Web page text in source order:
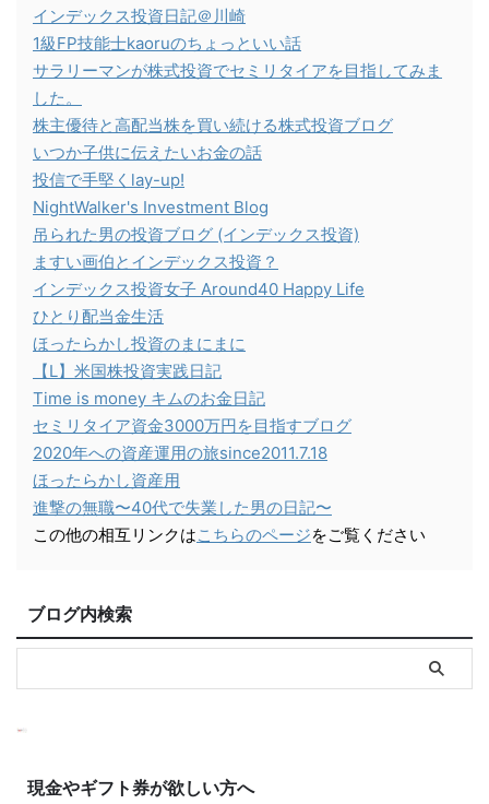
インデックス投資日記＠川崎
1級FP技能士kaoruのちょっといい話
サラリーマンが株式投資でセミリタイアを目指してみま
した。
株主優待と高配当株を買い続ける株式投資ブログ
いつか子供に伝えたいお金の話
投信で手堅くlay-up!
NightWalker's Investment Blog
吊られた男の投資ブログ (インデックス投資)
ますい画伯とインデックス投資？
インデックス投資女子 Around40 Happy Life
ひとり配当金生活
ほったらかし投資のまにまに
【L】米国株投資実践日記
Time is money キムのお金日記
セミリタイア資金3000万円を目指すブログ
2020年への資産運用の旅since2011.7.18
ほったらかし資産用
進撃の無職〜40代で失業した男の日記〜
この他の相互リンクはこちらのページをご覧ください
ブログ内検索
現金やギフト券が欲しい方へ